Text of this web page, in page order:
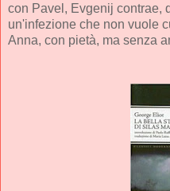
con Pavel, Evgenij contrae,
un'infezione che non vuole
Anna, con pietà, ma senza